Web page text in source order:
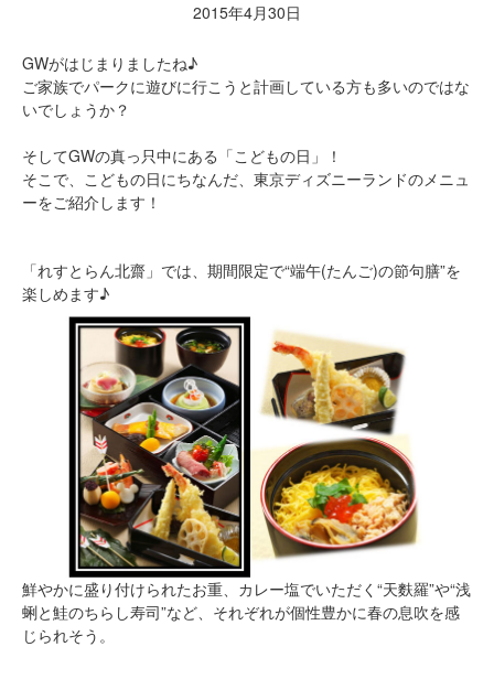
2015年4月30日
GWがはじまりましたね♪
ご家族でパークに遊びに行こうと計画している方も多いのではな
いでしょうか？
そしてGWの真っ只中にある「こどもの日」！
そこで、こどもの日にちなんだ、東京ディズニーランドのメニュ
ーをご紹介します！
「れすとらん北齋」では、期間限定で“端午(たんご)の節句膳”を
楽しめます♪
鮮やかに盛り付けられたお重、カレー塩でいただく“天麩羅”や“浅
蜊と鮭のちらし寿司”など、それぞれが個性豊かに春の息吹を感
じられそう。